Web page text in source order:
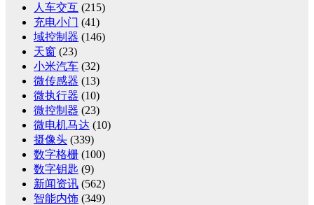
人车交互 (215)
充电小门 (41)
域控制器 (146)
天窗 (23)
小米汽车 (32)
微传感器 (13)
微执行器 (10)
微控制器 (23)
微电机马达 (10)
摄像头 (339)
数字格栅 (100)
数字钥匙 (9)
新闻资讯 (562)
智能内饰 (349)